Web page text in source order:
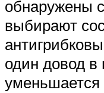
обнаружены
выбирают
один довод в